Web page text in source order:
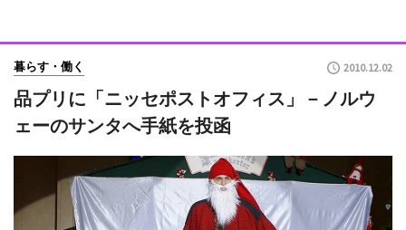
暮らす・働く 2010.12.02
品プリに「ニッセポストオフィス」－ノルウ
ェーのサンタへ手紙を投函